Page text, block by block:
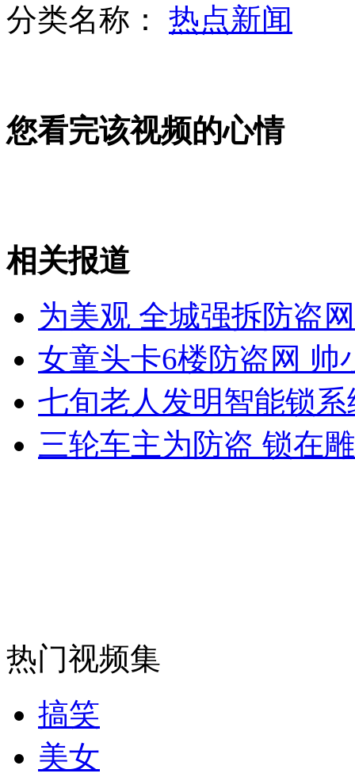
"布拉万"逼近 丹东各水库提早泄洪
山西运城恶犬咬伤多人 警民合力深夜将其击毙
女孩北京地铁殴打老人 痛下狠手拳打脚踢
安徽一实载49人客车翻车
走！跟着总书记去植树
分类名称： 热点新闻
您看完该视频的心情
相关报道
为美观 全城强拆防盗网
女童头卡6楼防盗网 帅
七旬老人发明智能锁
三轮车主为防盗 锁在
热门视频集
搞笑
美女